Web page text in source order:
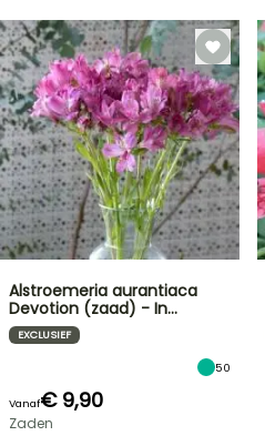
Alstroemeria aurantiaca
Devotion (zaad) - In…
EXCLUSIEF
50
Vanaf€ 9,90
Zaden